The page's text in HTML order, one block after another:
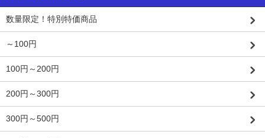
数量限定！特別特価商品
～100円
100円～200円
200円～300円
300円～500円